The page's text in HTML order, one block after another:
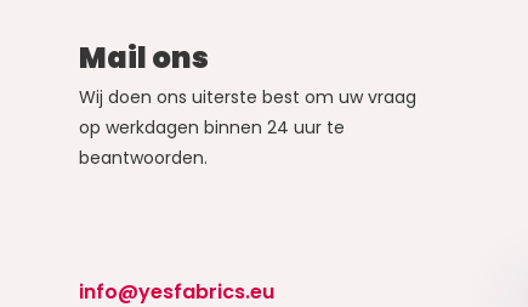
Mail ons
Wij doen ons uiterste best om uw vraag
op werkdagen binnen 24 uur te
beantwoorden.
info@yesfabrics.eu